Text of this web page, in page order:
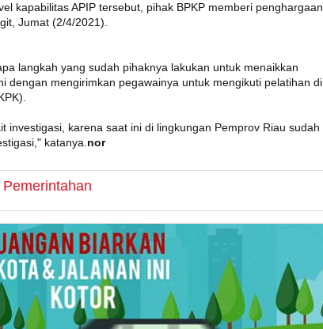
kapabilitas APIP tersebut, pihak BPKP memberi penghargaan
Jumat (2/4/2021).
langkah yang sudah pihaknya lakukan untuk menaikkan
dengan mengirimkan pegawainya untuk mengikuti pelatihan di
investigasi, karena saat ini di lingkungan Pemprov Riau sudah
katanya. nor
Pemerintahan